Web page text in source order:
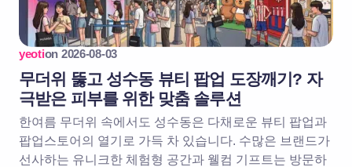
yeotion 2026-08-03
무더위 뚫고 성수동 뷰티 팝업 도장깨기? 자
극받은 피부를 위한 맞춤 솔루션
한여름 무더위 속에서도 성수동은 다채로운 뷰티 팝업과
팝업스토어의 열기로 가득 차 있습니다. 수많은 브랜드가
선사하는 유니크한 체험형 공간과 웰컴 기프트는 방문하